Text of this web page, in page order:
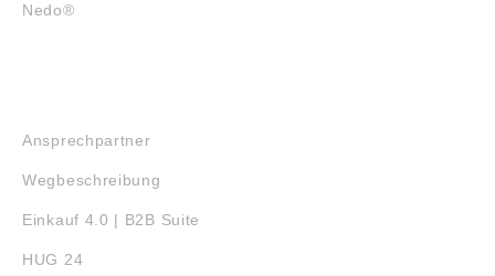
Nedo®
Ansprechpartner
Wegbeschreibung
Einkauf 4.0 | B2B Suite
HUG 24